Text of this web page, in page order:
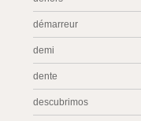
démarreur
demi
dente
descubrimos